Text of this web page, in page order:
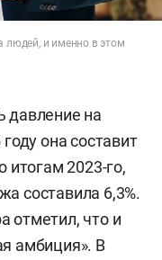
и именно в этом
давление на
она составит
итогам 2023-го,
составила 6,3%.
отметил, что и
амбиция». В